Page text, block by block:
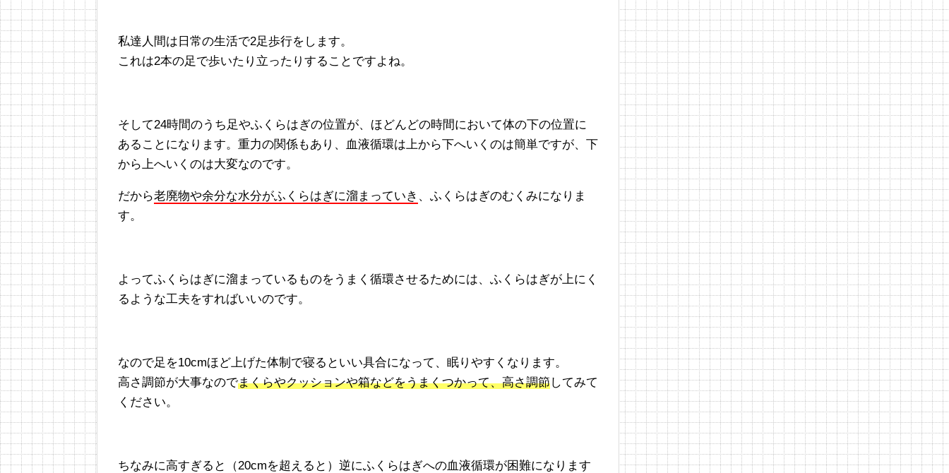
私達人間は日常の生活で2足歩行をします。
これは2本の足で歩いたり立ったりすることですよね。
そして24時間のうち足やふくらはぎの位置が、ほどんどの時間において体の下の位置に
あることになります。重力の関係もあり、血液循環は上から下へいくのは簡単ですが、下
から上へいくのは大変なのです。
だから老廃物や余分な水分がふくらはぎに溜まっていき 、ふくらはぎのむくみになりま
す。
よってふくらはぎに溜まっているものをうまく循環させるためには、ふくらはぎが上にく
るような工夫をすればいいのです。
なので足を10cmほど上げた体制で寝るといい具合になって、眠りやすくなります。
高さ調節が大事なのでまくらやクッションや箱などをうまくつかって、高さ調節してみて
ください。
ちなみに高すぎると（20cmを超えると）逆にふくらはぎへの血液循環が困難になります